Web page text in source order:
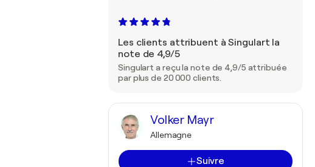
Les clients attribuent à Singulart la
note de 4,9/5
Singulart a reçu la note de 4,9/5 attribuée
par plus de 20 000 clients.
Volker Mayr
Allemagne
Suivre